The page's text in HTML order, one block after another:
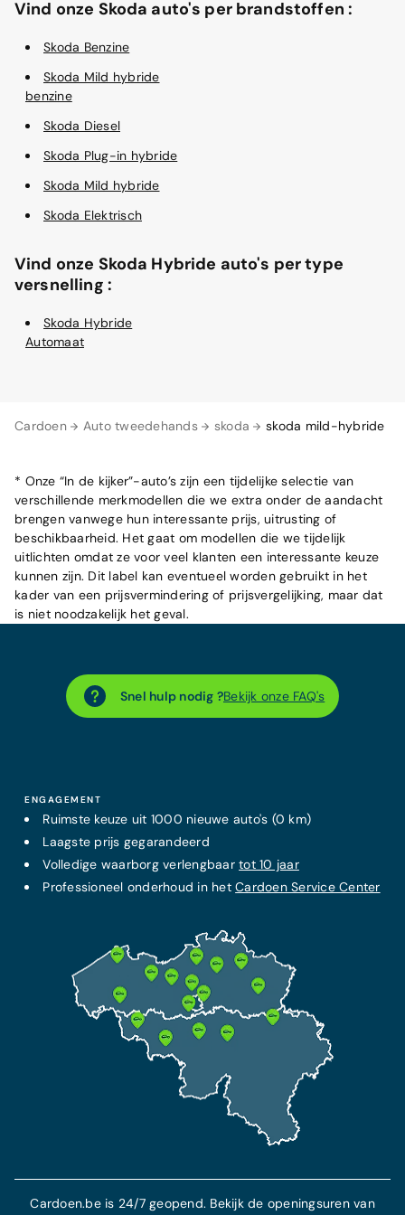
Cardoen Auto tweedehands skoda skoda mild-hybride
Vind onze Skoda auto's per brandstoffen :
Skoda Benzine
Skoda Mild hybride
benzine
Skoda Diesel
Skoda Plug-in hybride
Skoda Mild hybride
Skoda Elektrisch
Vind onze Skoda Hybride auto's per type
versnelling :
Skoda Hybride
Automaat
* Onze “In de kijker”-auto’s zijn een tijdelijke selectie van
verschillende merkmodellen die we extra onder de aandacht
brengen vanwege hun interessante prijs, uitrusting of
beschikbaarheid. Het gaat om modellen die we tijdelijk
uitlichten omdat ze voor veel klanten een interessante keuze
kunnen zijn. Dit label kan eventueel worden gebruikt in het
kader van een prijsvermindering of prijsvergelijking, maar dat
is niet noodzakelijk het geval.
Snel hulp nodig ?Bekijk onze FAQ's
ENGAGEMENT
Ruimste keuze uit 1000 nieuwe auto's (0 km)
Laagste prijs gegarandeerd
Volledige waarborg verlengbaartot 10 jaar
Professioneel onderhoud in hetCardoen Service Center
Cardoen.be is 24/7 geopend. Bekijk de openingsuren van